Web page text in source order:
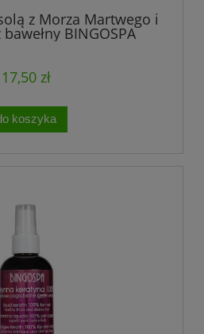
z Morza Martwego i
BINGOSPA
17,50 zł
koszyka